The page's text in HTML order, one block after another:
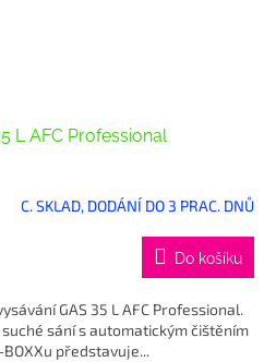
L AFC Professional
C. SKLAD, DODÁNÍ DO 3 PRAC. DNŮ
Do košíku
GAS 35 L AFC Professional.
sání s automatickým čištěním
představuje...